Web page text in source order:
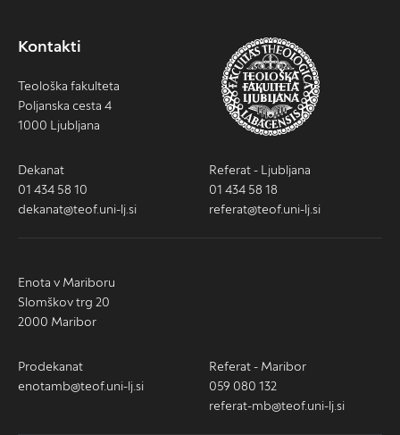
Kontakti
Teološka fakulteta
Poljanska cesta 4
1000 Ljubljana
Dekanat
01 434 58 10
dekanat@teof.uni-lj.si
Referat - Ljubljana
01 434 58 18
referat@teof.uni-lj.si
Enota v Mariboru
Slomškov trg 20
2000 Maribor
Prodekanat
enotamb@teof.uni-lj.si
Referat - Maribor
059 080 132
referat-mb@teof.uni-lj.si